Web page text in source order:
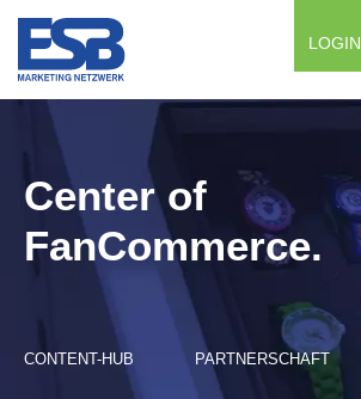
LOGIN
Center of
FanCommerce.
CONTENT-HUB PARTNERSCHAFT